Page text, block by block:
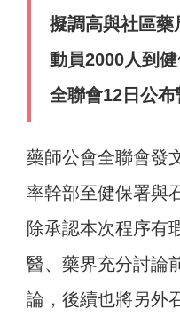
擬調高與社區藥
動員2000人到
全聯會12日公布
藥師公會全聯會發
率幹部至健保署與
除承認本次程序有
醫、藥界充分討論
論，後續也將另外